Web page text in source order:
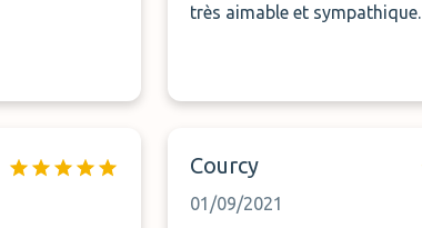
très aimable et sympathique.
Courcy
01/09/2021